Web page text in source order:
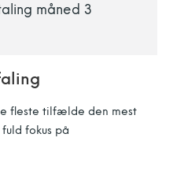
måned 3
fleste tilfælde den mest
fokus på